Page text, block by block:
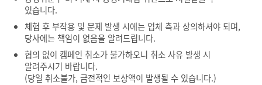
있습니다.
체험 후 부작용 및 문제 발생 시에는 업체 측과 상의하셔야 되며,
당사에는 책임이 없음을 알려드립니다.
협의 없이 캠페인 취소가 불가하오니 취소 사유 발생 시
알려주시기 바랍니다.
(당일 취소불가, 금전적인 보상액이 발생될 수 있습니다.)